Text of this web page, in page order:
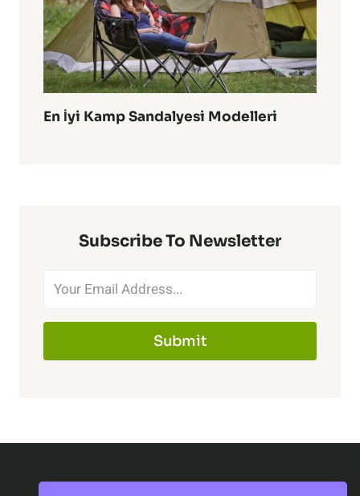
En İyi Kamp Sandalyesi Modelleri
Subscribe To Newsletter
Submit